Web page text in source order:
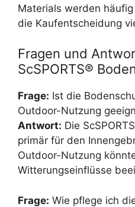
Materials werden
die Kaufentscheidung
Fragen und
ScSPORTS®
Frage: Ist die
Outdoor-Nutzung
Antwort: Die
primär für den
Outdoor-Nutzung
Witterungseinflüsse
Frage: Wie pflege ich